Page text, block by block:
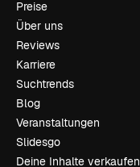
Preise
Über uns
Reviews
Karriere
Suchtrends
Blog
Veranstaltungen
Slidesgo
Deine Inhalte verkaufen